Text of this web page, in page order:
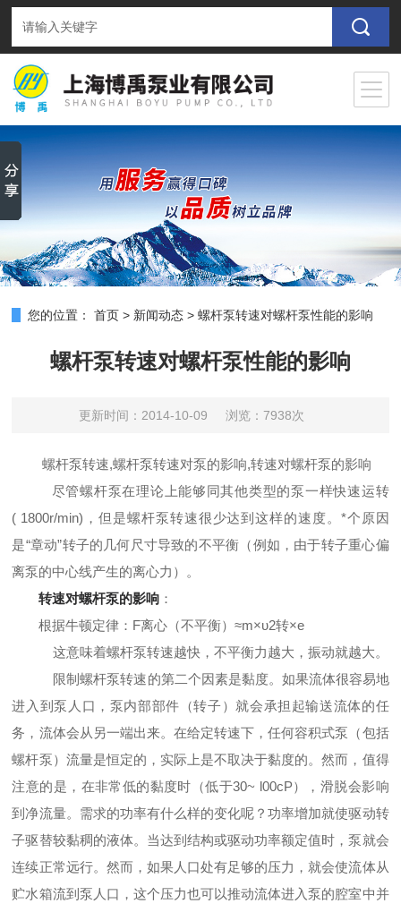
您的位置： 首页 > 新闻动态 >螺杆泵转速对螺杆泵性能的影响
螺杆泵转速对螺杆泵性能的影响
更新时间：2014-10-09 浏览：7938次
螺杆泵转速,螺杆泵转速对泵的影响,转速对螺杆泵的影响
尽管螺杆泵在理论上能够同其他类型的泵一样快速运转
( 1800r/min)，但是螺杆泵转速很少达到这样的速度。*个原因
是“章动”转子的几何尺寸导致的不平衡（例如，由于转子重心偏
离泵的中心线产生的离心力）。
转速对螺杆泵的影响 ：
根据牛顿定律： F离心（不平衡）≈m×υ2转×e
这意味着螺杆泵转速越快，不平衡力越大，振动就越大。
限制螺杆泵转速的第二个因素是黏度。如果流体很容易地
进入到泵人口，泵内部部件（转子）就会承担起输送流体的任
务，流体会从另一端出来。在给定转速下，任何容积式泵（包括
螺杆泵）流量是恒定的，实际上是不取决于黏度的。然而，值得
注意的是，在非常低的黏度时（低于30~ l00cP）
，滑脱会影响
到净流量。需求的功率有什么样的变化呢？功率增加就使驱动转
子驱替较黏稠的液体。当达到结构或驱动功率额定值时，泵就会
连续正常远行。然而，如果人口处有足够的压力，就会使流体从
贮水箱流到泵人口，这个压力也可以推动流体进入泵的腔室中并